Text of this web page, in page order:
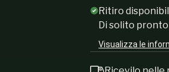
Ritiro
Di solito
Visualizza le